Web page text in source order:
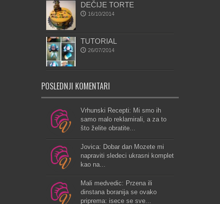
DEČIJE TORTE
16/10/2014
TUTORIAL
26/07/2014
POSLEDNJI KOMENTARI
Vrhunski Recepti: Mi smo ih
samo malo reklamirali, a za to
što želite obratite...
Jovica: Dobar dan Mozete mi
napraviti sledeci ukrasni komplet
kao na...
Mali medvedic: Przena ili
dinstana boranija se ovako
priprema: isece se sve...